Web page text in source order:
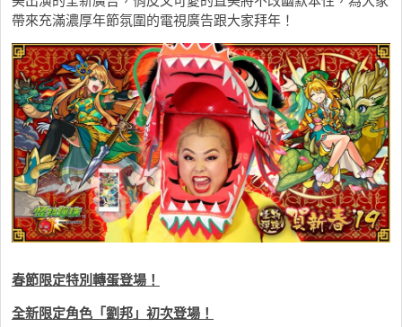
帶來充滿濃厚年節氛圍的電視廣告跟大家拜年！
春節限定特別轉蛋登場！
全新限定角色「劉邦」初次登場！